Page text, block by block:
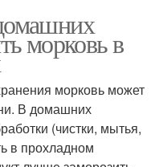
морковь в
морковь может
В домашних
(чистки, мытья,
в прохладном